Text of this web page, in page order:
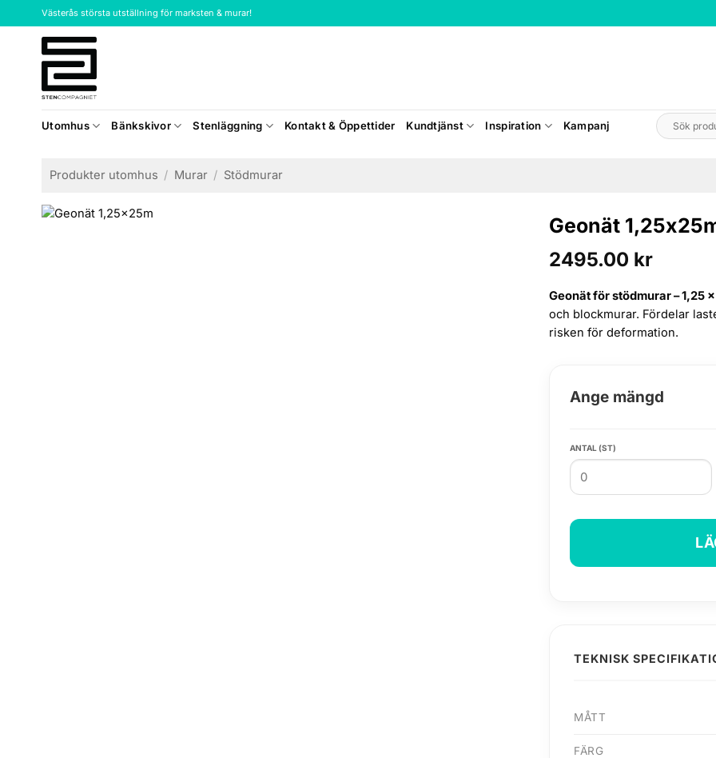
to
Västerås största utställning för marksten & murar!
Utomhus Bänkskivor Stenläggning Kontakt & Öppettider Kundtjänst Inspiration Kampanj
Sök
efter:
Produkter utomhus / Murar / Stödmurar
Geonät
2495.00 kr
Geonät för stödmurar – 1,25
och blockmurar. Fördelar
risken för deformation.
Ange mängd
ANTAL (ST)
TEKNISK
MÅTT
FÄRG